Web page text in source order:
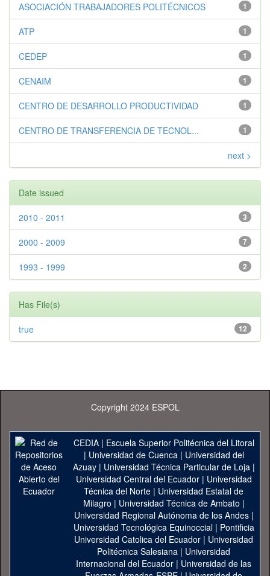
1
ASOCIACIÓN TRABAJADORES POLITÉCNICOS
1
ATP
1
CEDEP
1
CENAIM
1
CENTRO DE DESARROLLO PRODUCTIVIDAD
1
CENTRO DE TRANSFERENCIA DE TECNOL...
next >
Date issued
3
2010 - 2011
7
2000 - 2009
2
1993 - 1999
Has File(s)
12
true
Copyright 2024 ESPOL
CEDIA| Escuela Superior Politécnica del Litoral
| Universidad de Cuenca| Universidad del
Azuay| Universidad Técnica Particular de Loja|
Universidad Central del Ecuador| Universidad
Técnica del Norte | Universidad Estatal de
Milagro | Universidad Técnica de Ambato |
Universidad Regional Autónoma de los Andes|
Universidad Tecnológica Equinoccial| Pontificia
Universidad Catolica del Ecuador | Universidad
Politécnica Salesiana | Universidad
Internacional del Ecuador | Universidad de las